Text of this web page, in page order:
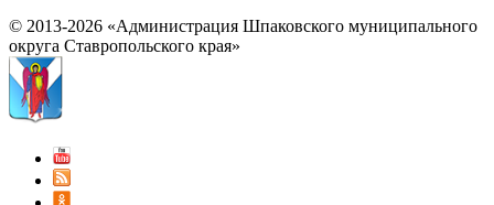
© 2013-2026 «Администрация Шпаковского муниципального
округа Ставропольского края»